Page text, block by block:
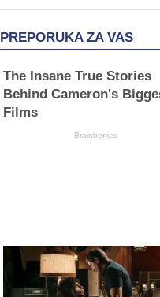
PREPORUKA ZA VAS
The Insane True Stories
Behind Cameron's
Films
Brainberries